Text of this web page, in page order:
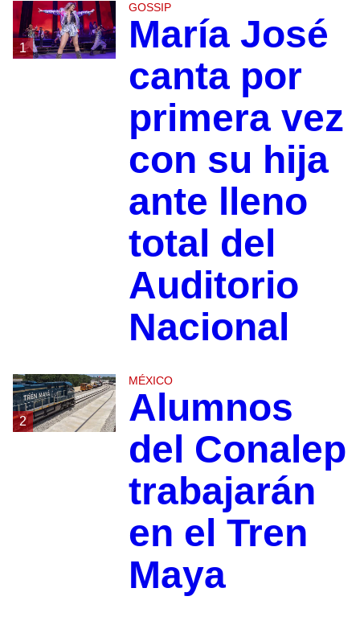
1
GOSSIP
María José
canta por
primera vez
con su hija
ante lleno
total del
Auditorio
Nacional
2
MÉXICO
Alumnos
del Conalep
trabajarán
en el Tren
Maya